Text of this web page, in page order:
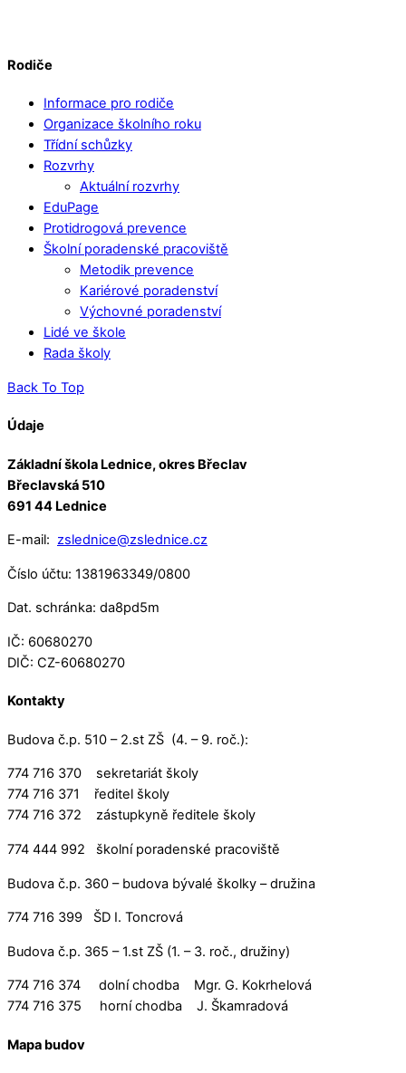
Rodiče
Informace pro rodiče
Organizace školního roku
Třídní schůzky
Rozvrhy
Aktuální rozvrhy
EduPage
Protidrogová prevence
Školní poradenské pracoviště
Metodik prevence
Kariérové poradenství
Výchovné poradenství
Lidé ve škole
Rada školy
Back To Top
Údaje
Základní škola Lednice, okres Břeclav
Břeclavská 510
691 44 Lednice
E-mail: zslednice@zslednice.cz
Číslo účtu: 1381963349/0800
Dat. schránka: da8pd5m
IČ: 60680270
DIČ: CZ-60680270
Kontakty
Budova č.p. 510 – 2.st ZŠ (4. – 9. roč.):
774 716 370 sekretariát školy
774 716 371 ředitel školy
774 716 372 zástupkyně ředitele školy
774 444 992 školní poradenské pracoviště
Budova č.p. 360 – budova bývalé školky – družina
774 716 399 ŠD I. Toncrová
Budova č.p. 365 – 1.st ZŠ (1. – 3. roč., družiny)
774 716 374 dolní chodba Mgr. G. Kokrhelová
774 716 375 horní chodba J. Škamradová
Mapa budov